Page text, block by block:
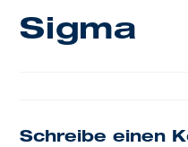
Sigma
Schreibe einen